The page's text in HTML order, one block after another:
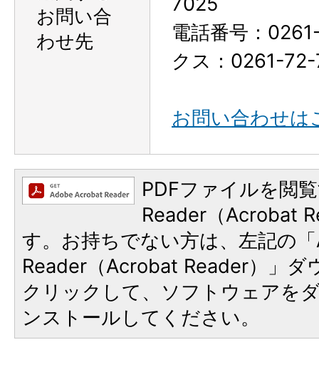
お問い合
わせ先
電話番号：
クス：0261-
お問い合わせは
PDFファイルを閲
Reader（Acrobat
す。お持ちでない方は、左記の
Reader（Acrobat Reader）」ダ
クリックして、ソフトウェアを
ンストールしてください。